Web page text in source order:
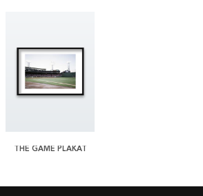
THE GAME PLAKAT